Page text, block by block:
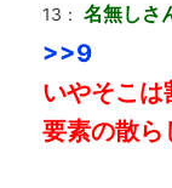
13： 名無しさ
>>9
いやそこ
要素の散ら